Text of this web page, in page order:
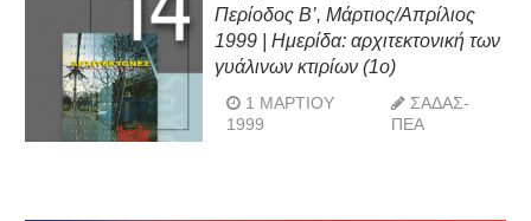
Περίοδος Β’, Μάρτιος/Απρίλιος
1999 | Ημερίδα: αρχιτεκτονική των
γυάλινων κτιρίων (1ο)
1 ΜΑΡΤΊΟΥ
1999
ΣΑΔΑΣ-
ΠΕΑ